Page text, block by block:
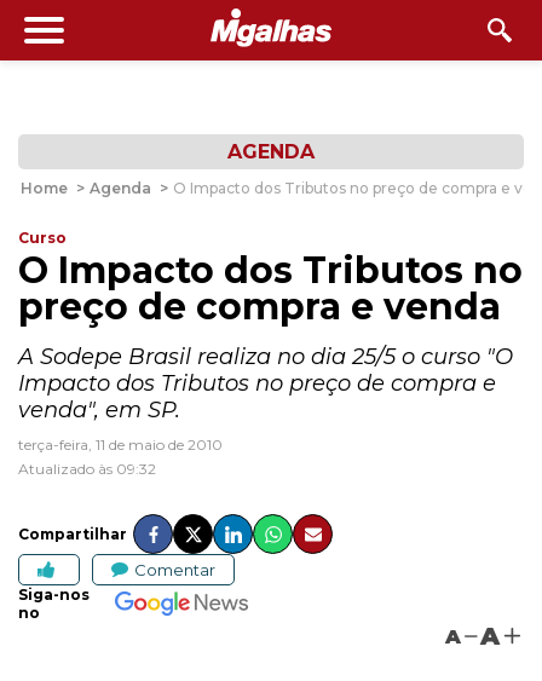
AGENDA
Home > Agenda > O Impacto dos Tributos no preço de compra e
Curso
O Impacto dos Tributos no
preço de compra e venda
A Sodepe Brasil realiza no dia 25/5 o curso "O
Impacto dos Tributos no preço de compra e
venda", em SP.
terça-feira, 11 de maio de 2010
Atualizado às 09:32
Compartilhar
Comentar
Siga-nos
no
A A